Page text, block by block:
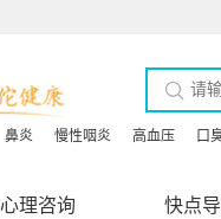
鼻炎 慢性咽炎 高血压 口
心理咨询 快点